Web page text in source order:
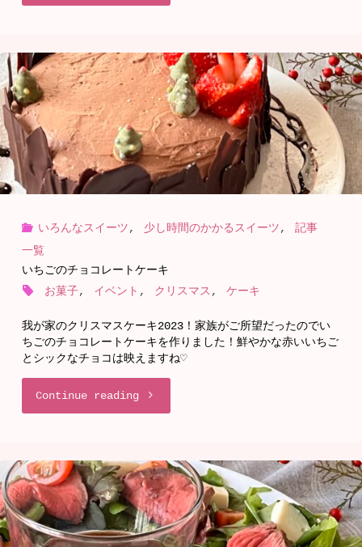
ト
缶
で
作
る
シ
ー
フ
リ
ア"
いろんなスイーツ, 少し時間のかかるスイーツ,
記事
一覧
いちごのチョコレートケーキ
お菓子, イベント , クリスマス , ケーキ
我が家のクリスマスケーキ2023！家族がご所望だったのでい
ちごのチョコレートケーキを作りました！鮮やかな赤いいちご
とシックなチョコは映えますね♡
Continue reading"い
ご
の
チ